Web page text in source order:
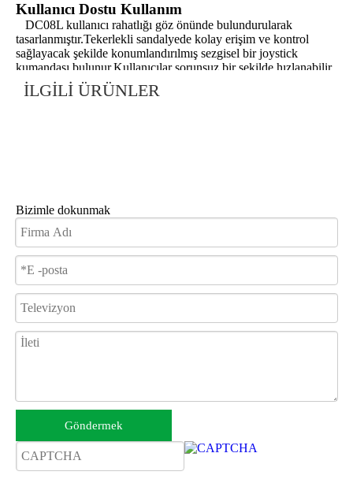
Kullanıcı Dostu Kullanım
DC08L kullanıcı rahatlığı göz önünde bulundurularak
tasarlanmıştır.Tekerlekli sandalyede kolay erişim ve kontrol
sağlayacak şekilde konumlandırılmış sezgisel bir joystick
kumandası bulunur.Kullanıcılar sorunsuz bir şekilde hızlanabilir,
yavaşlayabilir ve yön değiştirebilir, böylece kesintisiz ve keyifli
bir sürüş deneyimi sağlanır.Kullanıcı dostu arayüzü, her yaştan
İLGİLİ ÜRÜNLER
Bizimle dokunmak
Göndermek